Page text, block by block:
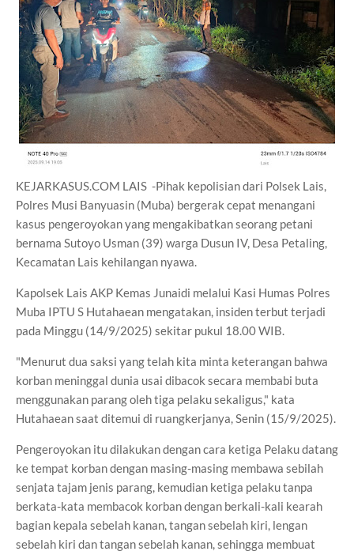
KEJARKASUS.COM LAIS -Pihak kepolisian dari Polsek Lais,
Polres Musi Banyuasin (Muba) bergerak cepat menangani
kasus pengeroyokan yang mengakibatkan seorang petani
bernama Sutoyo Usman (39) warga Dusun IV, Desa Petaling,
Kecamatan Lais kehilangan nyawa.
Kapolsek Lais AKP Kemas Junaidi melalui Kasi Humas Polres
Muba IPTU S Hutahaean mengatakan, insiden terbut terjadi
pada Minggu (14/9/2025) sekitar pukul 18.00 WIB.
"Menurut dua saksi yang telah kita minta keterangan bahwa
korban meninggal dunia usai dibacok secara membabi buta
menggunakan parang oleh tiga pelaku sekaligus," kata
Hutahaean saat ditemui di ruangkerjanya, Senin (15/9/2025).
Pengeroyokan itu dilakukan dengan cara ketiga Pelaku datang
ke tempat korban dengan masing-masing membawa sebilah
senjata tajam jenis parang, kemudian ketiga pelaku tanpa
berkata-kata membacok korban dengan berkali-kali kearah
bagian kepala sebelah kanan, tangan sebelah kiri, lengan
sebelah kiri dan tangan sebelah kanan, sehingga membuat